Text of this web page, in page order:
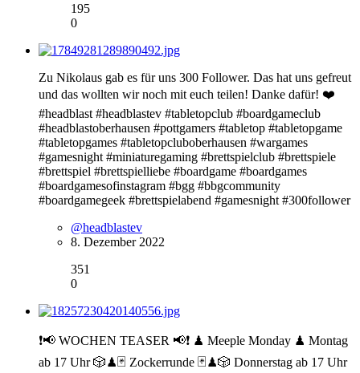
195
0
Zu Nikolaus gab es für uns 300 Follower. Das hat uns gefreut
und das wollten wir noch mit euch teilen! Danke dafür! ❤️
#headblast #headblastev #tabletopclub #boardgameclub
#headblastoberhausen #pottgamers #tabletop #tabletopgame
#tabletopgames #tabletopcluboberhausen #wargames
#gamesnight #miniaturegaming #brettspielclub #brettspiele
#brettspiel #brettspielliebe #boardgame #boardgames
#boardgamesofinstagram #bgg #bbgcommunity
#boardgamegeek #brettspielabend #gamesnight #300follower
@headblastev
8. Dezember 2022
351
0
❗️📢 WOCHEN TEASER 📢❗️ ♟ Meeple Monday ♟ Montag
ab 17 Uhr 🎲♟🃏 Zockerrunde 🃏♟🎲 Donnerstag ab 17 Uhr